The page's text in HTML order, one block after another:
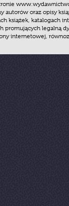
autorów oraz opisy
książek, katalogach
promujących legalną
internetowej,